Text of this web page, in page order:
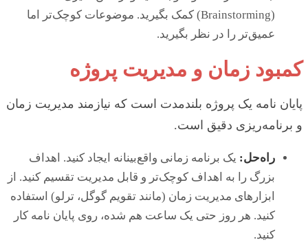
(Brainstorming) کمک بگیرید. موضوعات کوچک‌تر اما
عمیق‌تر را در نظر بگیرید.
کمبود زمان و مدیریت پروژه
پایان نامه یک پروژه بلندمدت است که نیازمند مدیریت زمان
و برنامه‌ریزی دقیق است.
راه‌حل: یک برنامه زمانی واقع‌بینانه ایجاد کنید. اهداف
بزرگ را به اهداف کوچک‌تر و قابل مدیریت تقسیم کنید. از
ابزارهای مدیریت زمان (مانند تقویم گوگل، ترلو) استفاده
کنید. هر روز حتی یک ساعت هم شده، روی پایان نامه کار
کنید.